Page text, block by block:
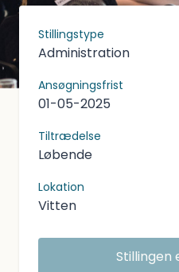
Stillingstype
Administration
Ansøgningsfrist
01-05-2025
Tiltrædelse
Løbende
Lokation
Vitten
Stillingen